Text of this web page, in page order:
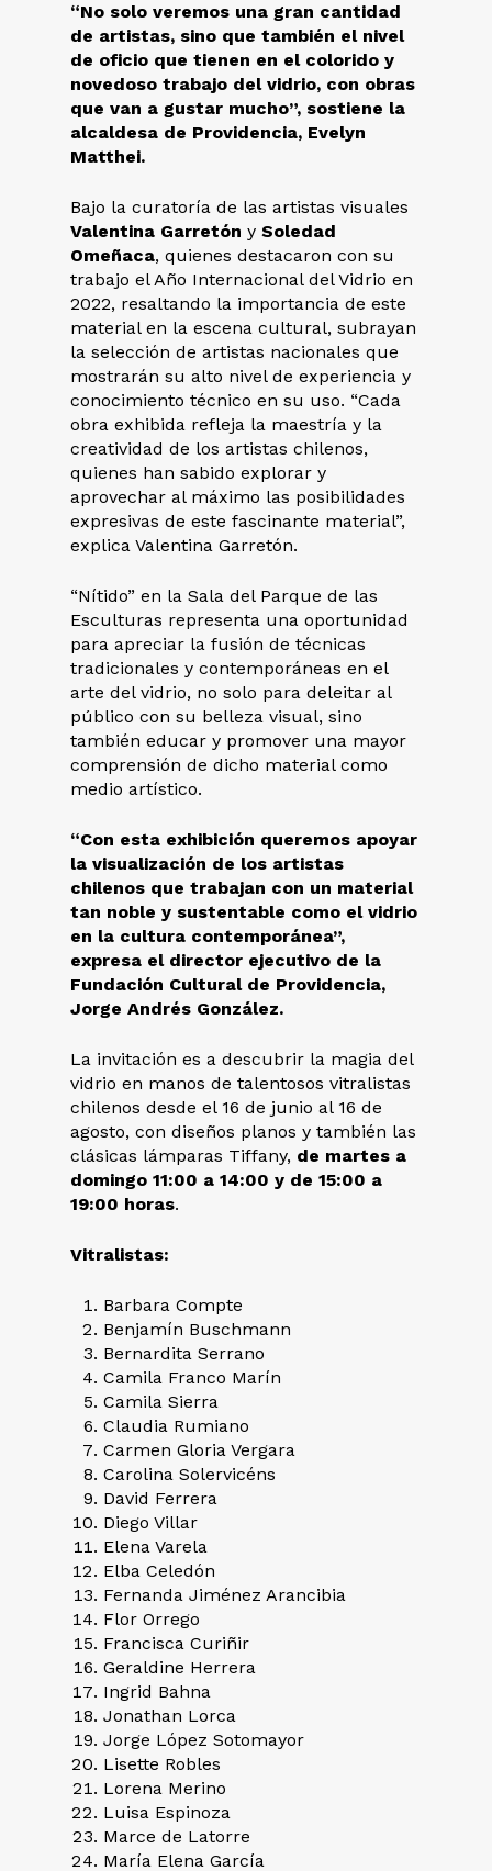
“No solo veremos una gran cantidad
de artistas, sino que también el nivel
de oficio que tienen en el colorido y
novedoso trabajo del vidrio, con obras
que van a gustar mucho”, sostiene la
alcaldesa de Providencia, Evelyn
Matthei.
Bajo la curatoría de las artistas visuales
Valentina Garretón ySoledad
Omeñaca, quienes destacaron con su
trabajo el Año Internacional del Vidrio en
2022, resaltando la importancia de este
material en la escena cultural, subrayan
la selección de artistas nacionales que
mostrarán su alto nivel de experiencia y
conocimiento técnico en su uso. “Cada
obra exhibida refleja la maestría y la
creatividad de los artistas chilenos,
quienes han sabido explorar y
aprovechar al máximo las posibilidades
expresivas de este fascinante material”,
explica Valentina Garretón.
“Nítido” en la Sala del Parque de las
Esculturas representa una oportunidad
para apreciar la fusión de técnicas
tradicionales y contemporáneas en el
arte del vidrio, no solo para deleitar al
público con su belleza visual, sino
también educar y promover una mayor
comprensión de dicho material como
medio artístico.
“Con esta exhibición queremos apoyar
la visualización de los artistas
chilenos que trabajan con un material
tan noble y sustentable como el vidrio
en la cultura contemporánea”,
expresa el director ejecutivo de la
Fundación Cultural de Providencia,
Jorge Andrés González.
La invitación es a descubrir la magia del
vidrio en manos de talentosos vitralistas
chilenos desde el 16 de junio al 16 de
agosto, con diseños planos y también las
clásicas lámparas Tiffany, de martes a
domingo 11:00 a 14:00 y de 15:00 a
19:00 horas.
Vitralistas:
Barbara Compte
Benjamín Buschmann
Bernardita Serrano
Camila Franco Marín
Camila Sierra
Claudia Rumiano
Carmen Gloria Vergara
Carolina Solervicéns
David Ferrera
Diego Villar
Elena Varela
Elba Celedón
Fernanda Jiménez Arancibia
Flor Orrego
Francisca Curiñir
Geraldine Herrera
Ingrid Bahna
Jonathan Lorca
Jorge López Sotomayor
Lisette Robles
Lorena Merino
Luisa Espinoza
Marce de Latorre
María Elena García